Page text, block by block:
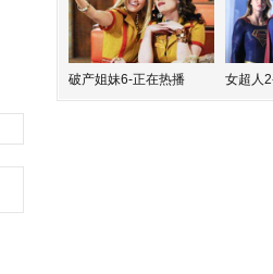
破产姐妹6-正在热播 女超人